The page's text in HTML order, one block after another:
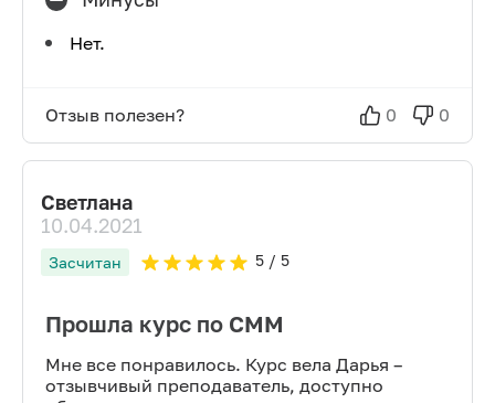
Нет.
Отзыв полезен? 0 0
Светлана
10.04.2021
Засчитан 5/ 5
Прошла курс по СММ
Мне все понравилось. Курс вела Дарья –
отзывчивый преподаватель, доступно